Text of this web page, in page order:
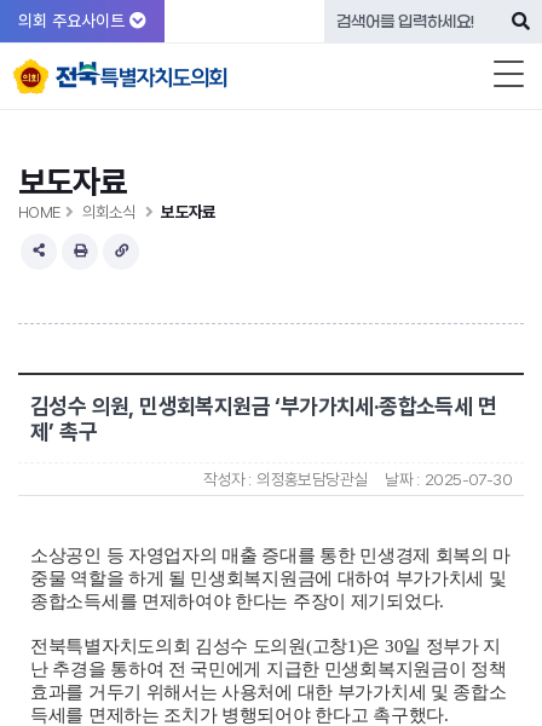
의회 주요사이트
보도자료
HOME 의회소식 보도자료
김성수 의원, 민생회복지원금 ‘부가가치세·종합소득세 면
제’ 촉구
작성자 : 의정홍보담당관실 날짜 : 2025-07-30
소상공인 등 자영업자의 매출 증대를 통한 민생경제 회복의 마
중물 역할을 하게 될 민생회복지원금에 대하여 부가가치세 및
종합소득세를 면제하여야 한다는 주장이 제기되었다.
전북특별자치도의회 김성수 도의원(고창1)은 30일 정부가 지
난 추경을 통하여 전 국민에게 지급한 민생회복지원금이 정책
효과를 거두기 위해서는 사용처에 대한 부가가치세 및 종합소
득세를 면제하는 조치가 병행되어야 한다고 촉구했다.